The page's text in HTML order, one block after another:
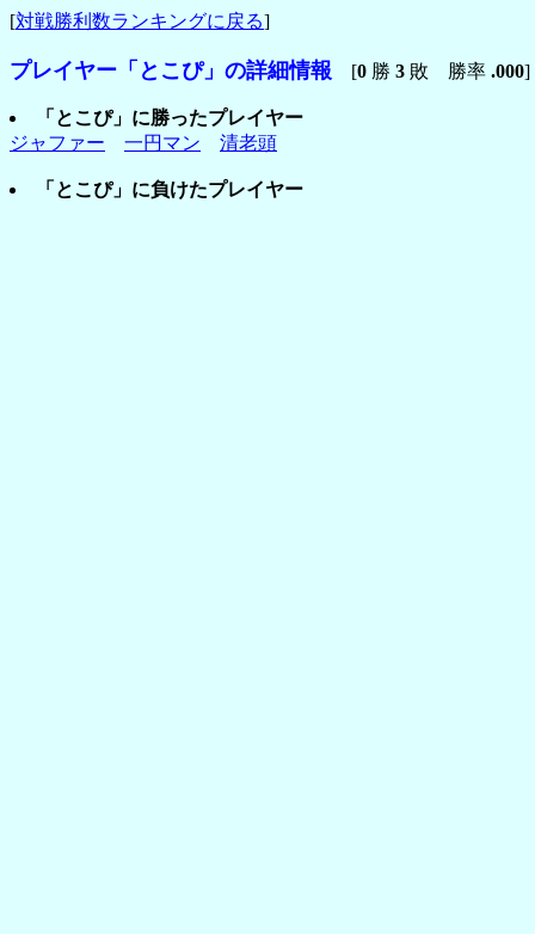
[対戦勝利数ランキングに戻る]
プレイヤー「とこぴ」の詳細情報 [0 勝 3 敗 勝率 .000]
「とこぴ」に勝ったプレイヤー
ジャファー
一円マン 清老頭
「とこぴ」に負けたプレイヤー